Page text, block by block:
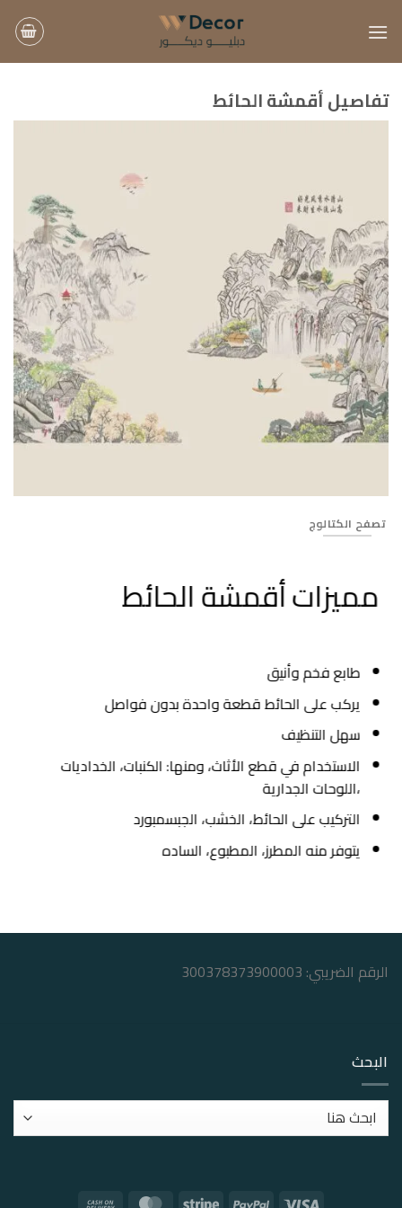
للمحتوى
تفاصيل أقمشة الحائط
تصفح الكتالوج
مميزات أقمشة الحائط
طابع فخم وأنيق
يركب على الحائط قطعة واحدة بدون فواصل
سهل التنظيف
الاستخدام في قطع الأثاث، ومنها: الكنبات، الخداديات
،اللوحات الجدارية
التركيب على الحائط، الخشب، الجبسمبورد
يتوفر منه المطرز، المطبوع، الساده
الرقم الضريبي: 300378373900003
البحث